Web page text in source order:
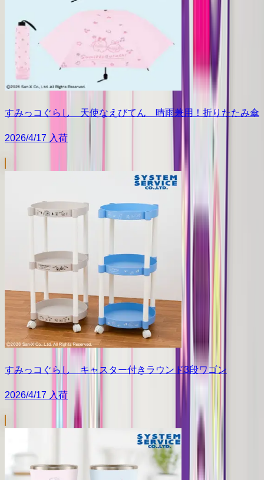
すみっコぐらし 天使なえびてん 晴雨兼用！折りたたみ傘
2026/4/17 入荷
すみっコぐらし キャスター付きラウンド3段ワゴン
2026/4/17 入荷